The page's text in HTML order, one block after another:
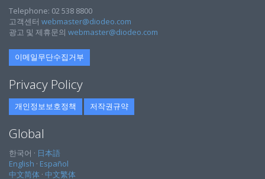
Telephone: 02 538 8800
고객센터 webmaster@diodeo.com
광고 및 제휴문의 webmaster@diodeo.com
이메일무단수집거부
Privacy Policy
개인정보보호정책 저작권규약
Global
한국어 · 日本語
English · Español
中文简体 · 中文繁体